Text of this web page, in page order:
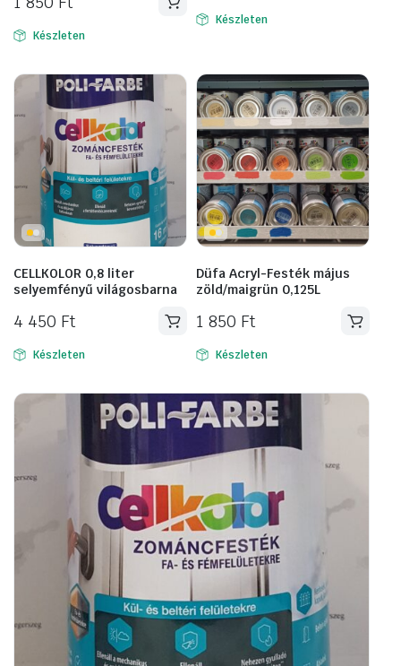
Készleten
Készleten
CELLKOLOR 0,8 liter
selyemfényű világosbarna
4 450 Ft
Készleten
Düfa Acryl-Festék május
zöld/maigrün 0,125L
1 850 Ft
Készleten